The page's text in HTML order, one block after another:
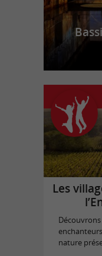
Les
nature